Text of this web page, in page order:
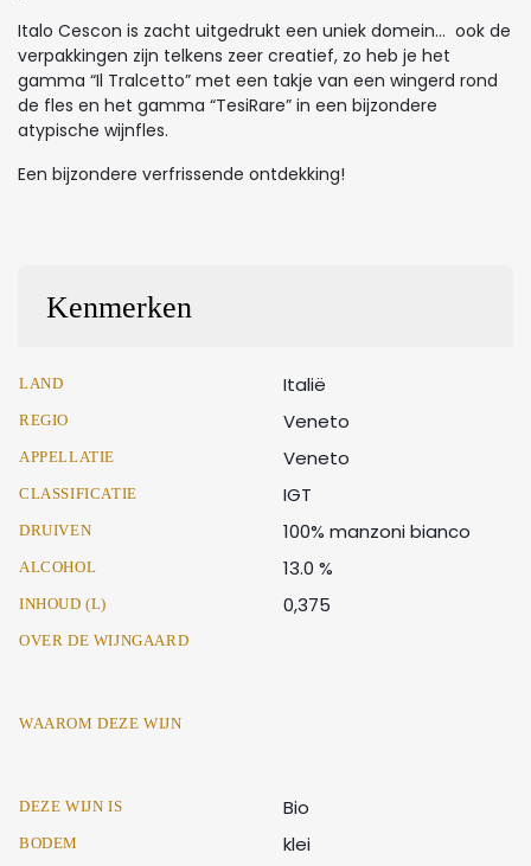
Italo Cescon is zacht uitgedrukt een uniek domein… ook de
verpakkingen zijn telkens zeer creatief, zo heb je het
gamma “Il Tralcetto” met een takje van een wingerd rond
de fles en het gamma “TesiRare” in een bijzondere
atypische wijnfles.
Een bijzondere verfrissende ontdekking!
Kenmerken
LAND Italië
REGIO Veneto
APPELLATIE Veneto
CLASSIFICATIE IGT
DRUIVEN 100% manzoni bianco
ALCOHOL 13.0 %
INHOUD (L) 0,375
OVER DE WIJNGAARD
WAAROM DEZE WIJN
DEZE WIJN IS Bio
BODEM klei